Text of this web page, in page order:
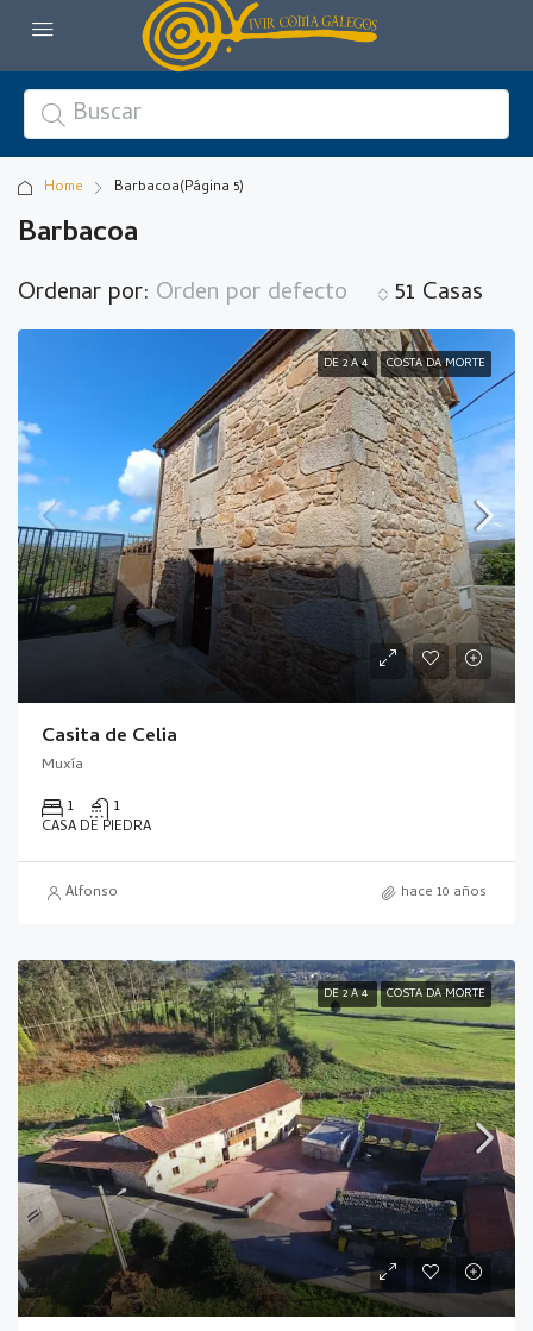
Home Barbacoa(Página 5)
Barbacoa
51 Casas
Ordenar por: Orden por defecto
DE 2 A 4 COSTA DA MORTE
Casita de Celia
Muxía
1 1
CASA DE PIEDRA
Alfonso hace 10 años
DE 2 A 4 COSTA DA MORTE